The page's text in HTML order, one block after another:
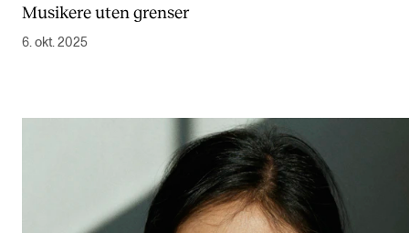
Musikere uten grenser
6. okt. 2025